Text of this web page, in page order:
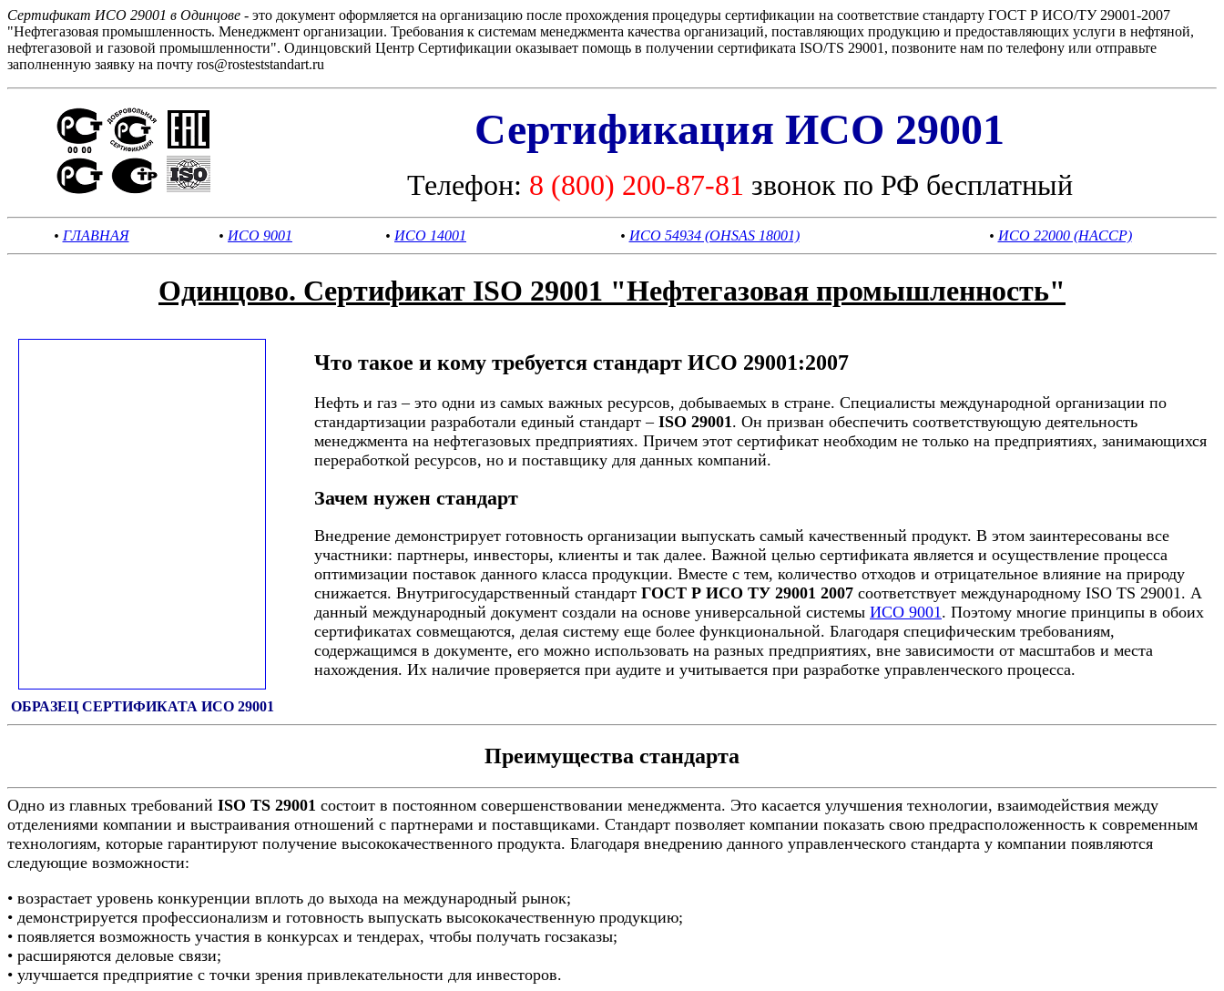
Сертификат ИСО 29001 в Одинцове - это документ оформляется на организацию после прохождения процедуры сертификации на соответствие стандарту ГОСТ Р ИСО/ТУ 29001-2007
"Нефтегазовая промышленность. Менеджмент организации. Требования к системам менеджмента качества организаций, поставляющих продукцию и предоставляющих услуги в нефтяной,
нефтегазовой и газовой промышленности". Одинцовский Центр Сертификации оказывает помощь в получении сертификата ISO/TS 29001, позвоните нам по телефону или отправьте
заполненную заявку на почту ros@rosteststandart.ru
Сертификация ИСО 29001
Телефон: 8 (800) 200-87-81 звонок по РФ бесплатный
• ГЛАВНАЯ • ИСО 9001 • ИСО 14001 • ИСО 54934 (OHSAS 18001) • ИСО 22000 (HACCP)
Одинцово. Сертификат ISO 29001 "Нефтегазовая промышленность"
ОБРАЗЕЦ СЕРТИФИКАТА ИСО 29001
Что такое и кому требуется стандарт ИСО 29001:2007
Нефть и газ – это одни из самых важных ресурсов, добываемых в стране. Специалисты международной организации по
стандартизации разработали единый стандарт – ISO 29001 . Он призван обеспечить соответствующую деятельность
менеджмента на нефтегазовых предприятиях. Причем этот сертификат необходим не только на предприятиях, занимающихся
переработкой ресурсов, но и поставщику для данных компаний.
Зачем нужен стандарт
Внедрение демонстрирует готовность организации выпускать самый качественный продукт. В этом заинтересованы все
участники: партнеры, инвесторы, клиенты и так далее. Важной целью сертификата является и осуществление процесса
оптимизации поставок данного класса продукции. Вместе с тем, количество отходов и отрицательное влияние на природу
снижается. Внутригосударственный стандарт ГОСТ Р ИСО ТУ 29001 2007 соответствует международному ISO TS 29001. А
данный международный документ создали на основе универсальной системы ИСО 9001. Поэтому многие принципы в обоих
сертификатах совмещаются, делая систему еще более функциональной. Благодаря специфическим требованиям,
содержащимся в документе, его можно использовать на разных предприятиях, вне зависимости от масштабов и места
нахождения. Их наличие проверяется при аудите и учитывается при разработке управленческого процесса.
Преимущества стандарта
Одно из главных требований ISO TS 29001 состоит в постоянном совершенствовании менеджмента. Это касается улучшения технологии, взаимодействия между
отделениями компании и выстраивания отношений с партнерами и поставщиками. Стандарт позволяет компании показать свою предрасположенность к современным
технологиям, которые гарантируют получение высококачественного продукта. Благодаря внедрению данного управленческого стандарта у компании появляются
следующие возможности:
• возрастает уровень конкуренции вплоть до выхода на международный рынок;
• демонстрируется профессионализм и готовность выпускать высококачественную продукцию;
• появляется возможность участия в конкурсах и тендерах, чтобы получать госзаказы;
• расширяются деловые связи;
• улучшается предприятие с точки зрения привлекательности для инвесторов.